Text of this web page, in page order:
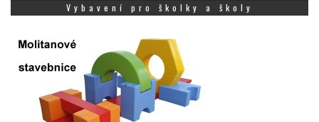
Vybavení pro školky a školy